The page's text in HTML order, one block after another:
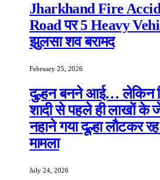
Jharkhand Fire
Road पर 5 Heavy
झुलसा शव बरामद
February 25, 2026
दुल्हन बनने आई… लेकिन
शादी से पहले ही लाखों के
नहाने गया दूल्हा लौटकर
मामला
July 24, 2026